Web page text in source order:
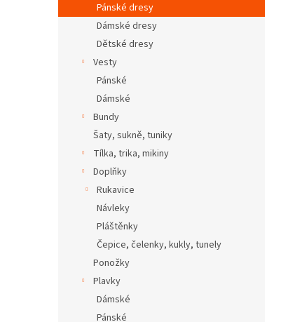
Pánské dresy
Dámské dresy
Dětské dresy
Vesty
Pánské
Dámské
Bundy
Šaty, sukně, tuniky
Tílka, trika, mikiny
Doplňky
Rukavice
Návleky
Pláštěnky
Čepice, čelenky, kukly, tunely
Ponožky
Plavky
Dámské
Pánské